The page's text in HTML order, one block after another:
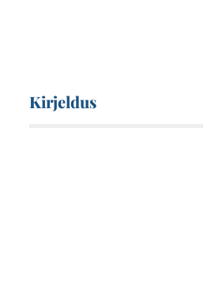
Kirjeldus